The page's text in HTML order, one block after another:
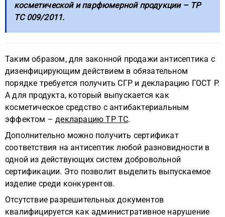
косметической и парфюмерной продукции – ТР
ТС 009/2011.
Таким образом, для законной продажи антисептика с
дизенфицирующим действием в обязательном
порядке требуется получить СГР и декларацию ГОСТ Р.
А для продукта, который выпускается как
косметическое средство с антибактериальным
эффектом –декларацию ТР ТС.
Дополнительно можно получить сертификат
соответствия на антисептик любой разновидности в
одной из действующих систем добровольной
сертификации. Это позволит выделить выпускаемое
изделие среди конкурентов.
Отсутствие разрешительных документов
квалифицируется как административное нарушение